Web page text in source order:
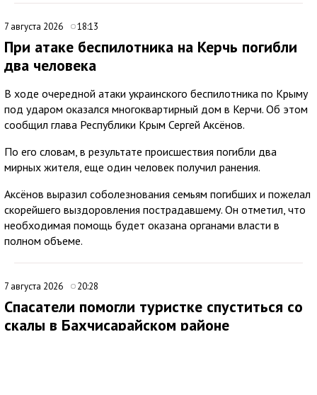
7 августа 2026 18:13
При атаке беспилотника на Керчь погибли
два человека
В ходе очередной атаки украинского беспилотника по Крыму
под ударом оказался многоквартирный дом в Керчи. Об этом
сообщил глава Республики Крым Сергей Аксёнов.
По его словам, в результате происшествия погибли два
мирных жителя, еще один человек получил ранения.
Аксёнов выразил соболезнования семьям погибших и пожелал
скорейшего выздоровления пострадавшему. Он отметил, что
необходимая помощь будет оказана органами власти в
полном объеме.
7 августа 2026 20:28
Спасатели помогли туристке спуститься со
скалы в Бахчисарайском районе